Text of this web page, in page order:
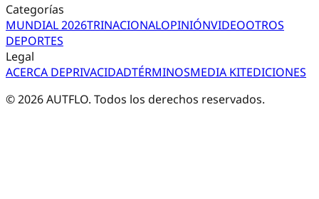
Categorías
MUNDIAL 2026TRINACIONALOPINIÓNVIDEOOTROS
DEPORTES
Legal
ACERCA DEPRIVACIDADTÉRMINOSMEDIA KITEDICIONES
©2026AUTFLO. Todos los derechos reservados.